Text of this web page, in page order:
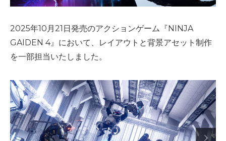
2025年10月21日発売のアクションゲーム『NINJA
GAIDEN 4』において、レイアウトと背景アセット制作
を一部担当いたしました。
